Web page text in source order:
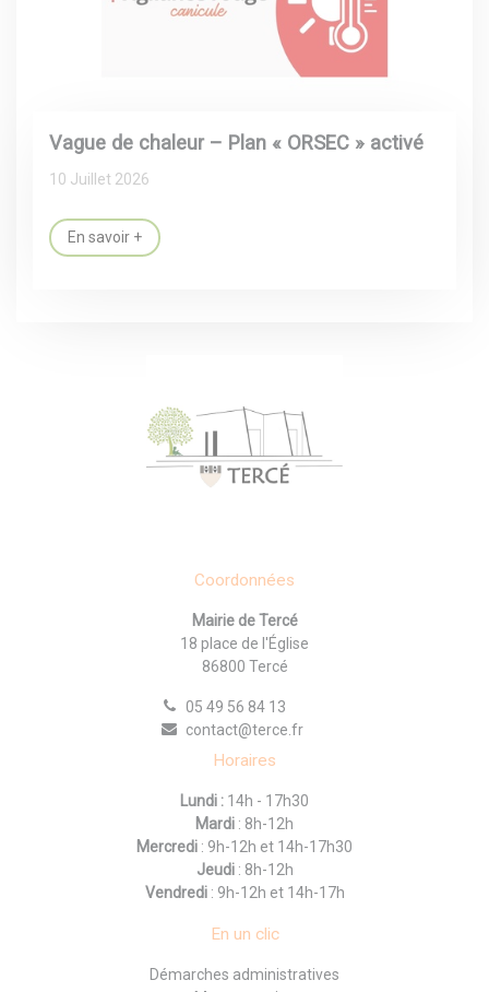
Vague de chaleur – Plan « ORSEC » activé
10 Juillet 2026
En savoir +
Coordonnées
Mairie de Tercé
18 place de l'Église
86800 Tercé
05 49 56 84 13
contact@terce.fr
Horaires
Lundi : 14h - 17h30
Mardi : 8h-12h
Mercredi : 9h-12h et 14h-17h30
Jeudi : 8h-12h
Vendredi : 9h-12h et 14h-17h
En un clic
Démarches administratives